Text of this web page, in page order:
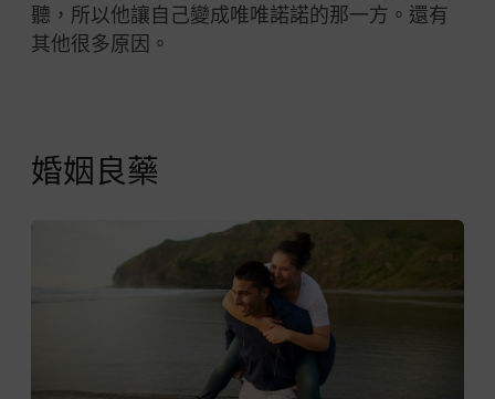
聽，所以他讓自己變成唯唯諾諾的那一方。還有
其他很多原因。
婚姻良藥